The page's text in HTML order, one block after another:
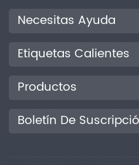
color; 7.El modo USB se usa
almacenamiento de gran
prueba; 9.Especialmente
control de calidad de plantas de
PC tiene una poderosa
Necesitas Ayuda
Etiquetas Calientes
Productos
Boletín De